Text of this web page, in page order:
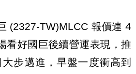
(2327-TW)MLCC 報價連 4
看好國巨後續營運表現，推
步邁進，早盤一度衝高到